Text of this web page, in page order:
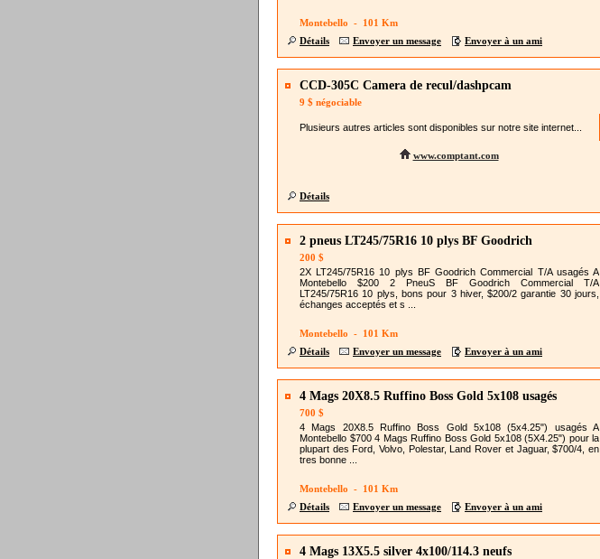
Montebello - 101 Km
Détails
Envoyer un message Envoyer à un ami
CCD-305C Camera de recul/dashpcam
9 $ négociable
Plusieurs autres articles sont disponibles sur notre site internet...
www.comptant.com
Détails
2 pneus LT245/75R16 10 plys BF Goodrich
200 $
2X LT245/75R16 10 plys BF Goodrich Commercial T/A usagés A
Montebello $200 2 PneuS BF Goodrich Commercial T/A
LT245/75R16 10 plys, bons pour 3 hiver, $200/2 garantie 30 jours,
échanges acceptés et s ...
Montebello - 101 Km
Détails
Envoyer un message Envoyer à un ami
4 Mags 20X8.5 Ruffino Boss Gold 5x108 usagés
700 $
4 Mags 20X8.5 Ruffino Boss Gold 5x108 (5x4.25") usagés A
Montebello $700 4 Mags Ruffino Boss Gold 5x108 (5X4.25") pour la
plupart des Ford, Volvo, Polestar, Land Rover et Jaguar, $700/4, en
tres bonne ...
Montebello - 101 Km
Détails
Envoyer un message Envoyer à un ami
4 Mags 13X5.5 silver 4x100/114.3 neufs